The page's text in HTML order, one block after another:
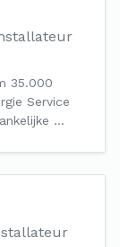
35.000
Service
…